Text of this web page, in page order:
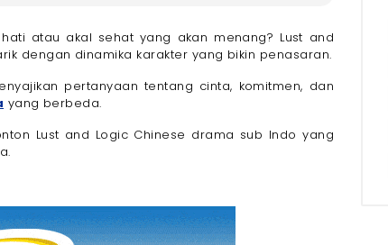
atau akal sehat yang akan menang? Lust and
dengan dinamika karakter yang bikin penasaran.
pertanyaan tentang cinta, komitmen, dan
yang berbeda.
Lust and Logic Chinese drama sub Indo yang